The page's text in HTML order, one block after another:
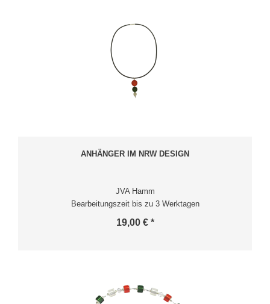
ANHÄNGER IM NRW DESIGN
JVA Hamm
Bearbeitungszeit bis zu 3 Werktagen
19,00 € *